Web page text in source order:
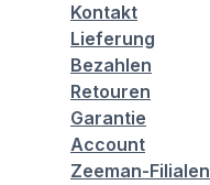
Kontakt
Lieferung
Bezahlen
Retouren
Garantie
Account
Zeeman-Filialen